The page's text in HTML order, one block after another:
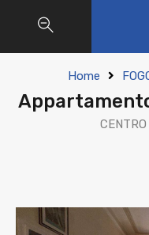
Home
Appartamento